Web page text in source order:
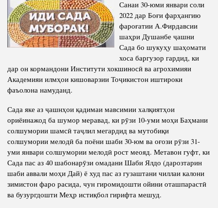
Полномочия
Биография
Книги
Пресс-центр
ПРЕЗИДЕНТ РЕСПУБЛИКИ ТАДЖИКИСТАН
Структура Института
Руководители и сотрудники
История руководителей
Санаи 30-юми январи соли
2022 дар Боғи фарҳангию
фароғатии А.Фирдавсии
шаҳри Душанбе ҷашни
Сада бо шукуҳу шаҳомати
хоса баргузор гардид, ки
дар он кормандони Институти хокшиносӣ ва агрохимияи
Академияи илмҳои кишоварзии Тоҷикистон иштироки
фаъолона намуданд.
Сада яке аз ҷашнҳои қадимаи мавсимии халқиятҳои
ориёинажод ба шумор меравад, ки рӯзи 10-уми моҳи Баҳмани
солшумории шамсӣ таҷлил мегардид ва мутобиқи
солшумории мелодӣ ба поёни шаби 30-юм ва оғози рӯзи 31-
уми январи солшумории мелодӣ рост меояд. Метавон гуфт, ки
Сада пас аз 40 шабонарӯзи омадани Шаби Ялдо (дарозтарин
шаби аввали моҳи Дай) ё худ пас аз гузаштани чиллаи калони
зимистон фаро расида, чун гиромидошти ойини оташпарастӣ
ва бузургдошти Меҳр истиқбол гирифта мешуд.